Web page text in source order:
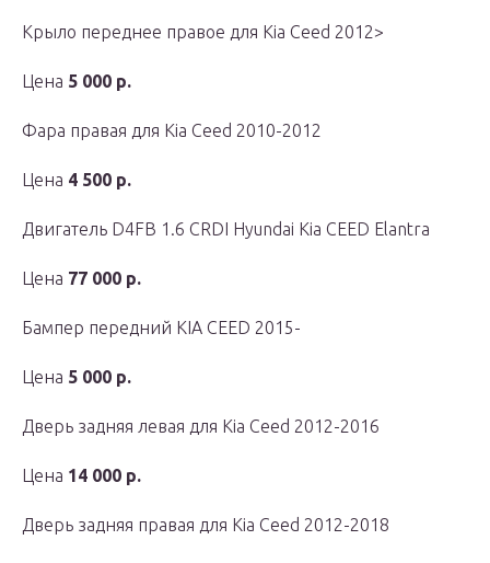
Крыло переднее правое для Kia Ceed 2012>
Цена 5 000 р.
Фара правая для Kia Ceed 2010-2012
Цена 4 500 р.
Двигатель D4FB 1.6 CRDI Hyundai Kia CEED Elantra
Цена 77 000 р.
Бампер передний KIA CEED 2015-
Цена 5 000 р.
Дверь задняя левая для Kia Ceed 2012-2016
Цена 14 000 р.
Дверь задняя правая для Kia Ceed 2012-2018